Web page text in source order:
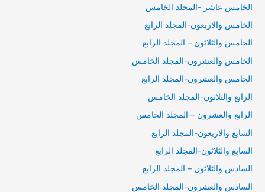
الخامس عاشر -المجلد الخامس
الخامس والاربعون-المجلد الرابع
الخامس والثلاثون – المجلد الرابع
الخامس والعشرون-المجلد الخامس
الخامس والعشرون-المجلد الرابع
الرابع والثلاثون-المجلد الخامس
الرابع والعشرون – المجلد الخامس
السابع والاربعون-المجلد الرابع
السابع والثلاثون-المجلد الرابع
السادس والثلاثون – المجلد الرابع
السادس والعشرون-المجلد الخامس